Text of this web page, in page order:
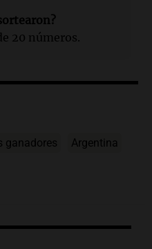
20 números.
ganadores Argentina